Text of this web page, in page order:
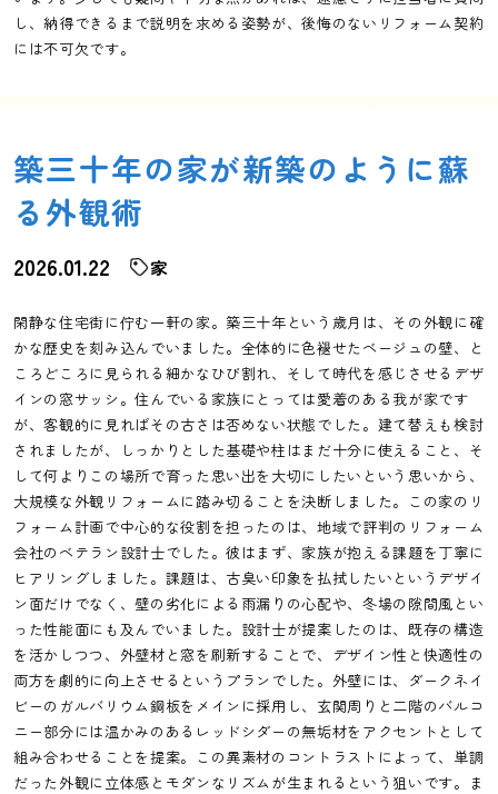
し、納得できるまで説明を求める姿勢が、後悔のないリフォーム契約
には不可欠です。
築三十年の家が新築のように蘇
る外観術
2026.01.22 家
閑静な住宅街に佇む一軒の家。築三十年という歳月は、その外観に確
かな歴史を刻み込んでいました。全体的に色褪せたベージュの壁、と
ころどころに見られる細かなひび割れ、そして時代を感じさせるデザ
インの窓サッシ。住んでいる家族にとっては愛着のある我が家です
が、客観的に見ればその古さは否めない状態でした。建て替えも検討
されましたが、しっかりとした基礎や柱はまだ十分に使えること、そ
して何よりこの場所で育った思い出を大切にしたいという思いから、
大規模な外観リフォームに踏み切ることを決断しました。この家のリ
フォーム計画で中心的な役割を担ったのは、地域で評判のリフォーム
会社のベテラン設計士でした。彼はまず、家族が抱える課題を丁寧に
ヒアリングしました。課題は、古臭い印象を払拭したいというデザイ
ン面だけでなく、壁の劣化による雨漏りの心配や、冬場の隙間風とい
った性能面にも及んでいました。設計士が提案したのは、既存の構造
を活かしつつ、外壁材と窓を刷新することで、デザイン性と快適性の
両方を劇的に向上させるというプランでした。外壁には、ダークネイ
ビーのガルバリウム鋼板をメインに採用し、玄関周りと二階のバルコ
ニー部分には温かみのあるレッドシダーの無垢材をアクセントとして
組み合わせることを提案。この異素材のコントラストによって、単調
だった外観に立体感とモダンなリズムが生まれるという狙いです。ま